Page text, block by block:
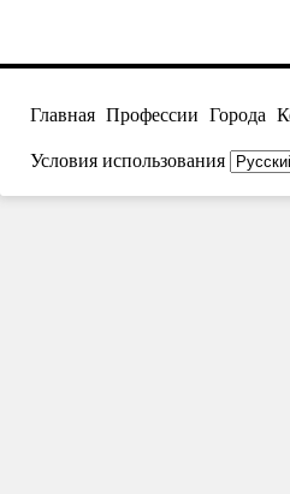
Главная Профессии Города
Условия использования